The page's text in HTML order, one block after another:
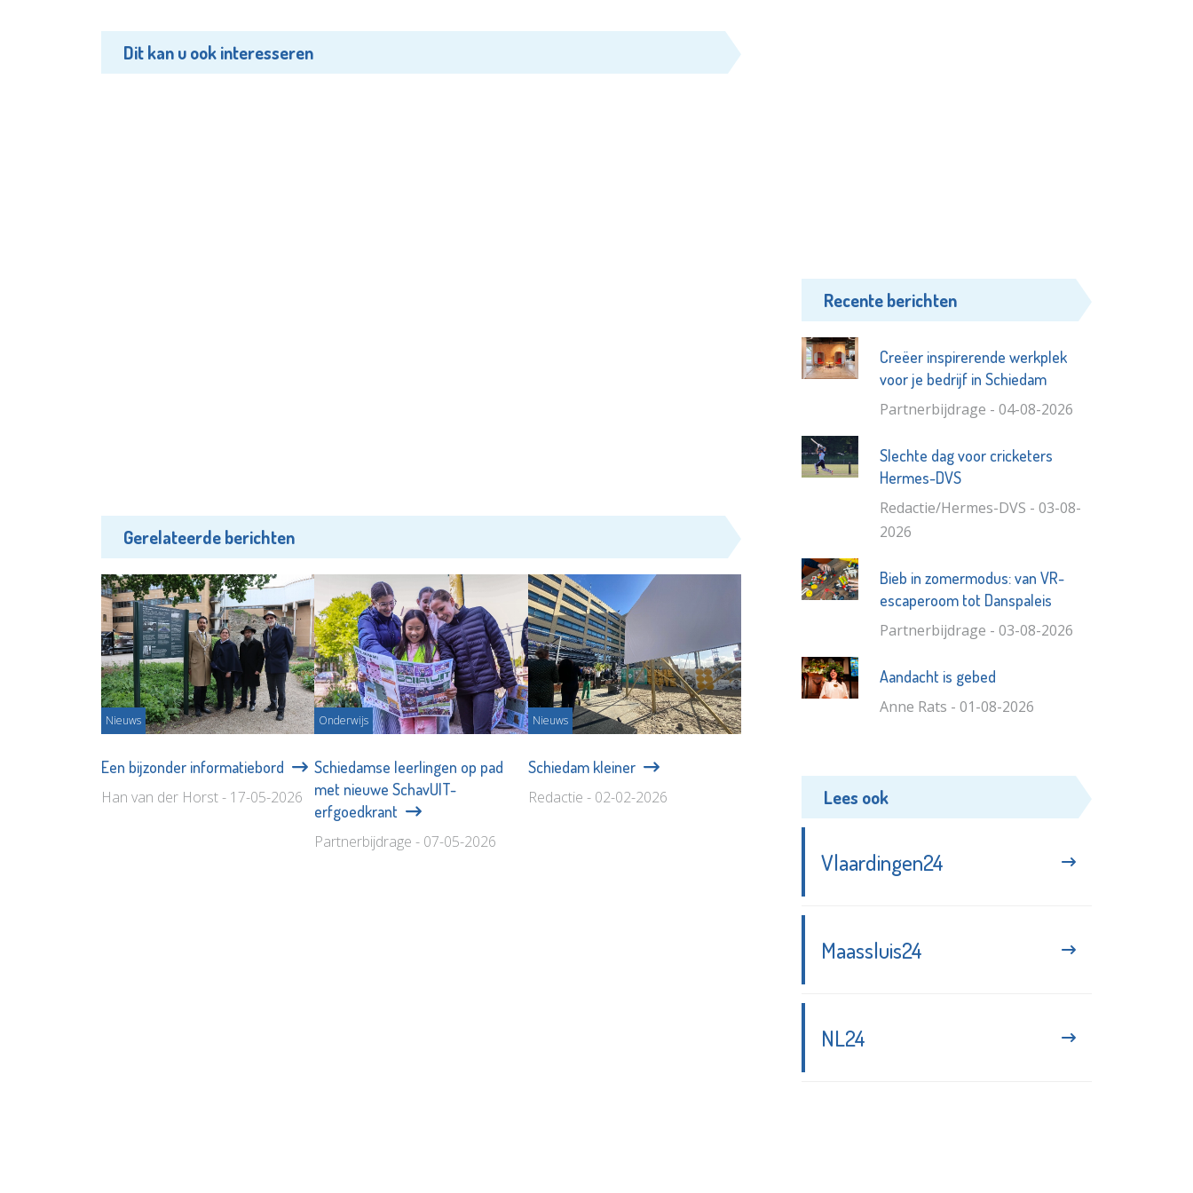
Dit kan u ook interesseren
Gerelateerde berichten
Nieuws
Een bijzonder informatiebord
Han van der Horst - 17-05-2026
Onderwijs
Schiedamse leerlingen op pad
met nieuwe SchavUIT-
erfgoedkrant
Partnerbijdrage - 07-05-2026
Nieuws
Schiedam kleiner
Redactie - 02-02-2026
Recente berichten
Creëer inspirerende werkplek
voor je bedrijf in Schiedam
Partnerbijdrage - 04-08-2026
Slechte dag voor cricketers
Hermes-DVS
Redactie/Hermes-DVS - 03-08-
2026
Bieb in zomermodus: van VR-
escaperoom tot Danspaleis
Partnerbijdrage - 03-08-2026
Aandacht is gebed
Anne Rats - 01-08-2026
Lees ook
Vlaardingen24
Maassluis24
NL24